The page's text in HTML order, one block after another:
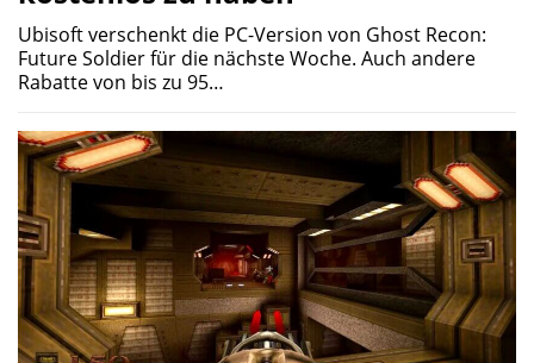
Ubisoft verschenkt die PC-Version von Ghost Recon:
Future Soldier für die nächste Woche. Auch andere
Rabatte von bis zu 95…